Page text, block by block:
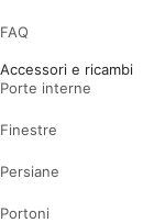
FAQ
Accessori e ricambi
Porte interne
Finestre
Persiane
Portoni